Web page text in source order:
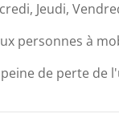
Jeudi,
personnes à
de perte de